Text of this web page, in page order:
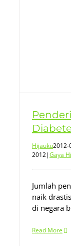
Hijauku2012-
2012|Gaya
Jumlah
naik
di negara
Read More